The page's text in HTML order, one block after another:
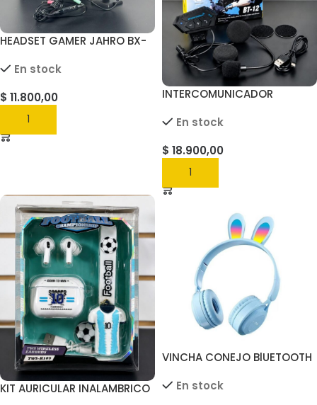
HEADSET GAMER JAHRO BX-
En stock
$ 11.800,00
AGREGAR
INTERCOMUNICADOR
En stock
$ 18.900,00
AGREGAR
KIT AURICULAR INALAMBRICO
VINCHA CONEJO BlUETOOTH
En stock